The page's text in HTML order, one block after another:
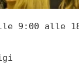
9:00 alle